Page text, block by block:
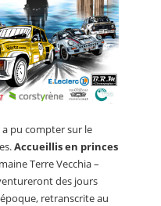
a pu compter sur le
Accueillis en princes
Terre Vecchia –
des jours
retranscrite au